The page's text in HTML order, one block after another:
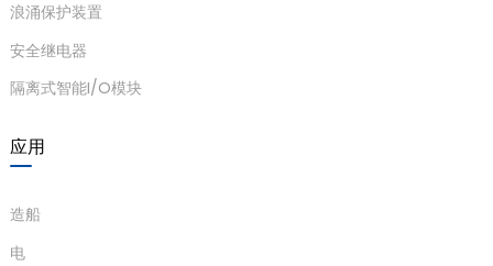
浪涌保护装置
安全继电器
隔离式智能I/O模块
应用
造船
电